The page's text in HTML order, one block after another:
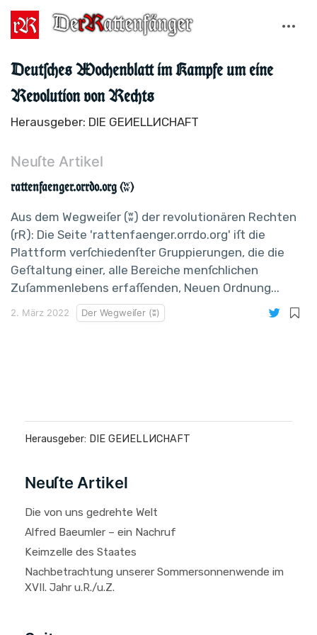
Deutſches Wochenblatt im Kampfe um eine
Revolution von Rechts
Herausgeber: DIE GEИELLИCHAFT
Neuſte Artikel
rattenfaenger.orrdo.org (ʬ)
Aus dem Wegweiſer (ʬ) der revolutionären Rechten
(rR): Die Seite 'rattenfaenger.orrdo.org' iſt die
Plattform verſchiedenſter Gruppierungen, die die
Geſtaltung einer, alle Bereiche menſchlichen
Zuſammenlebens erfaſſenden, Neuen Ordnung...
2. März 2022 Der Wegweiſer (ʬ)
Herausgeber: DIE GEИELLИCHAFT
Neuſte Artikel
Die von uns gedrehte Welt
Alfred Baeumler – ein Nachruf
Keimzelle des Staates
Nachbetrachtung unserer Sommersonnenwende im
XVII. Jahr u.R./u.Z.